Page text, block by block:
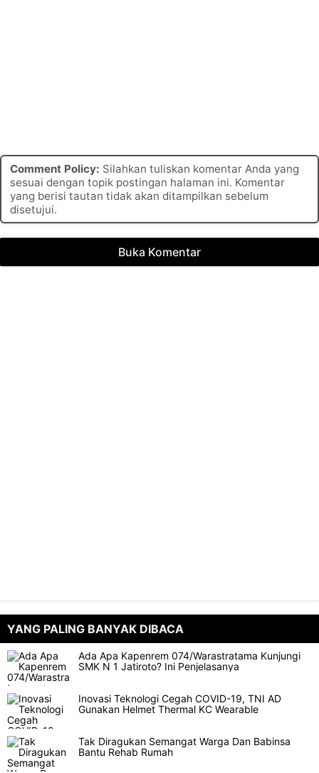
Comment Policy: Silahkan tuliskan komentar Anda yang
sesuai dengan topik postingan halaman ini. Komentar
yang berisi tautan tidak akan ditampilkan sebelum
disetujui.
Buka Komentar
YANG PALING BANYAK DIBACA
Ada Apa Kapenrem 074/Warastratama Kunjungi
SMK N 1 Jatiroto? Ini Penjelasanya
Inovasi Teknologi Cegah COVID-19, TNI AD
Gunakan Helmet Thermal KC Wearable
Tak Diragukan Semangat Warga Dan Babinsa
Bantu Rehab Rumah